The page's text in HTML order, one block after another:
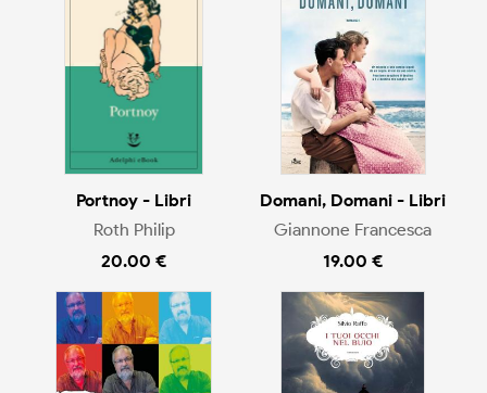
Portnoy - Libri
Roth Philip
20.00 €
Domani, Domani - Libri
Giannone Francesca
19.00 €